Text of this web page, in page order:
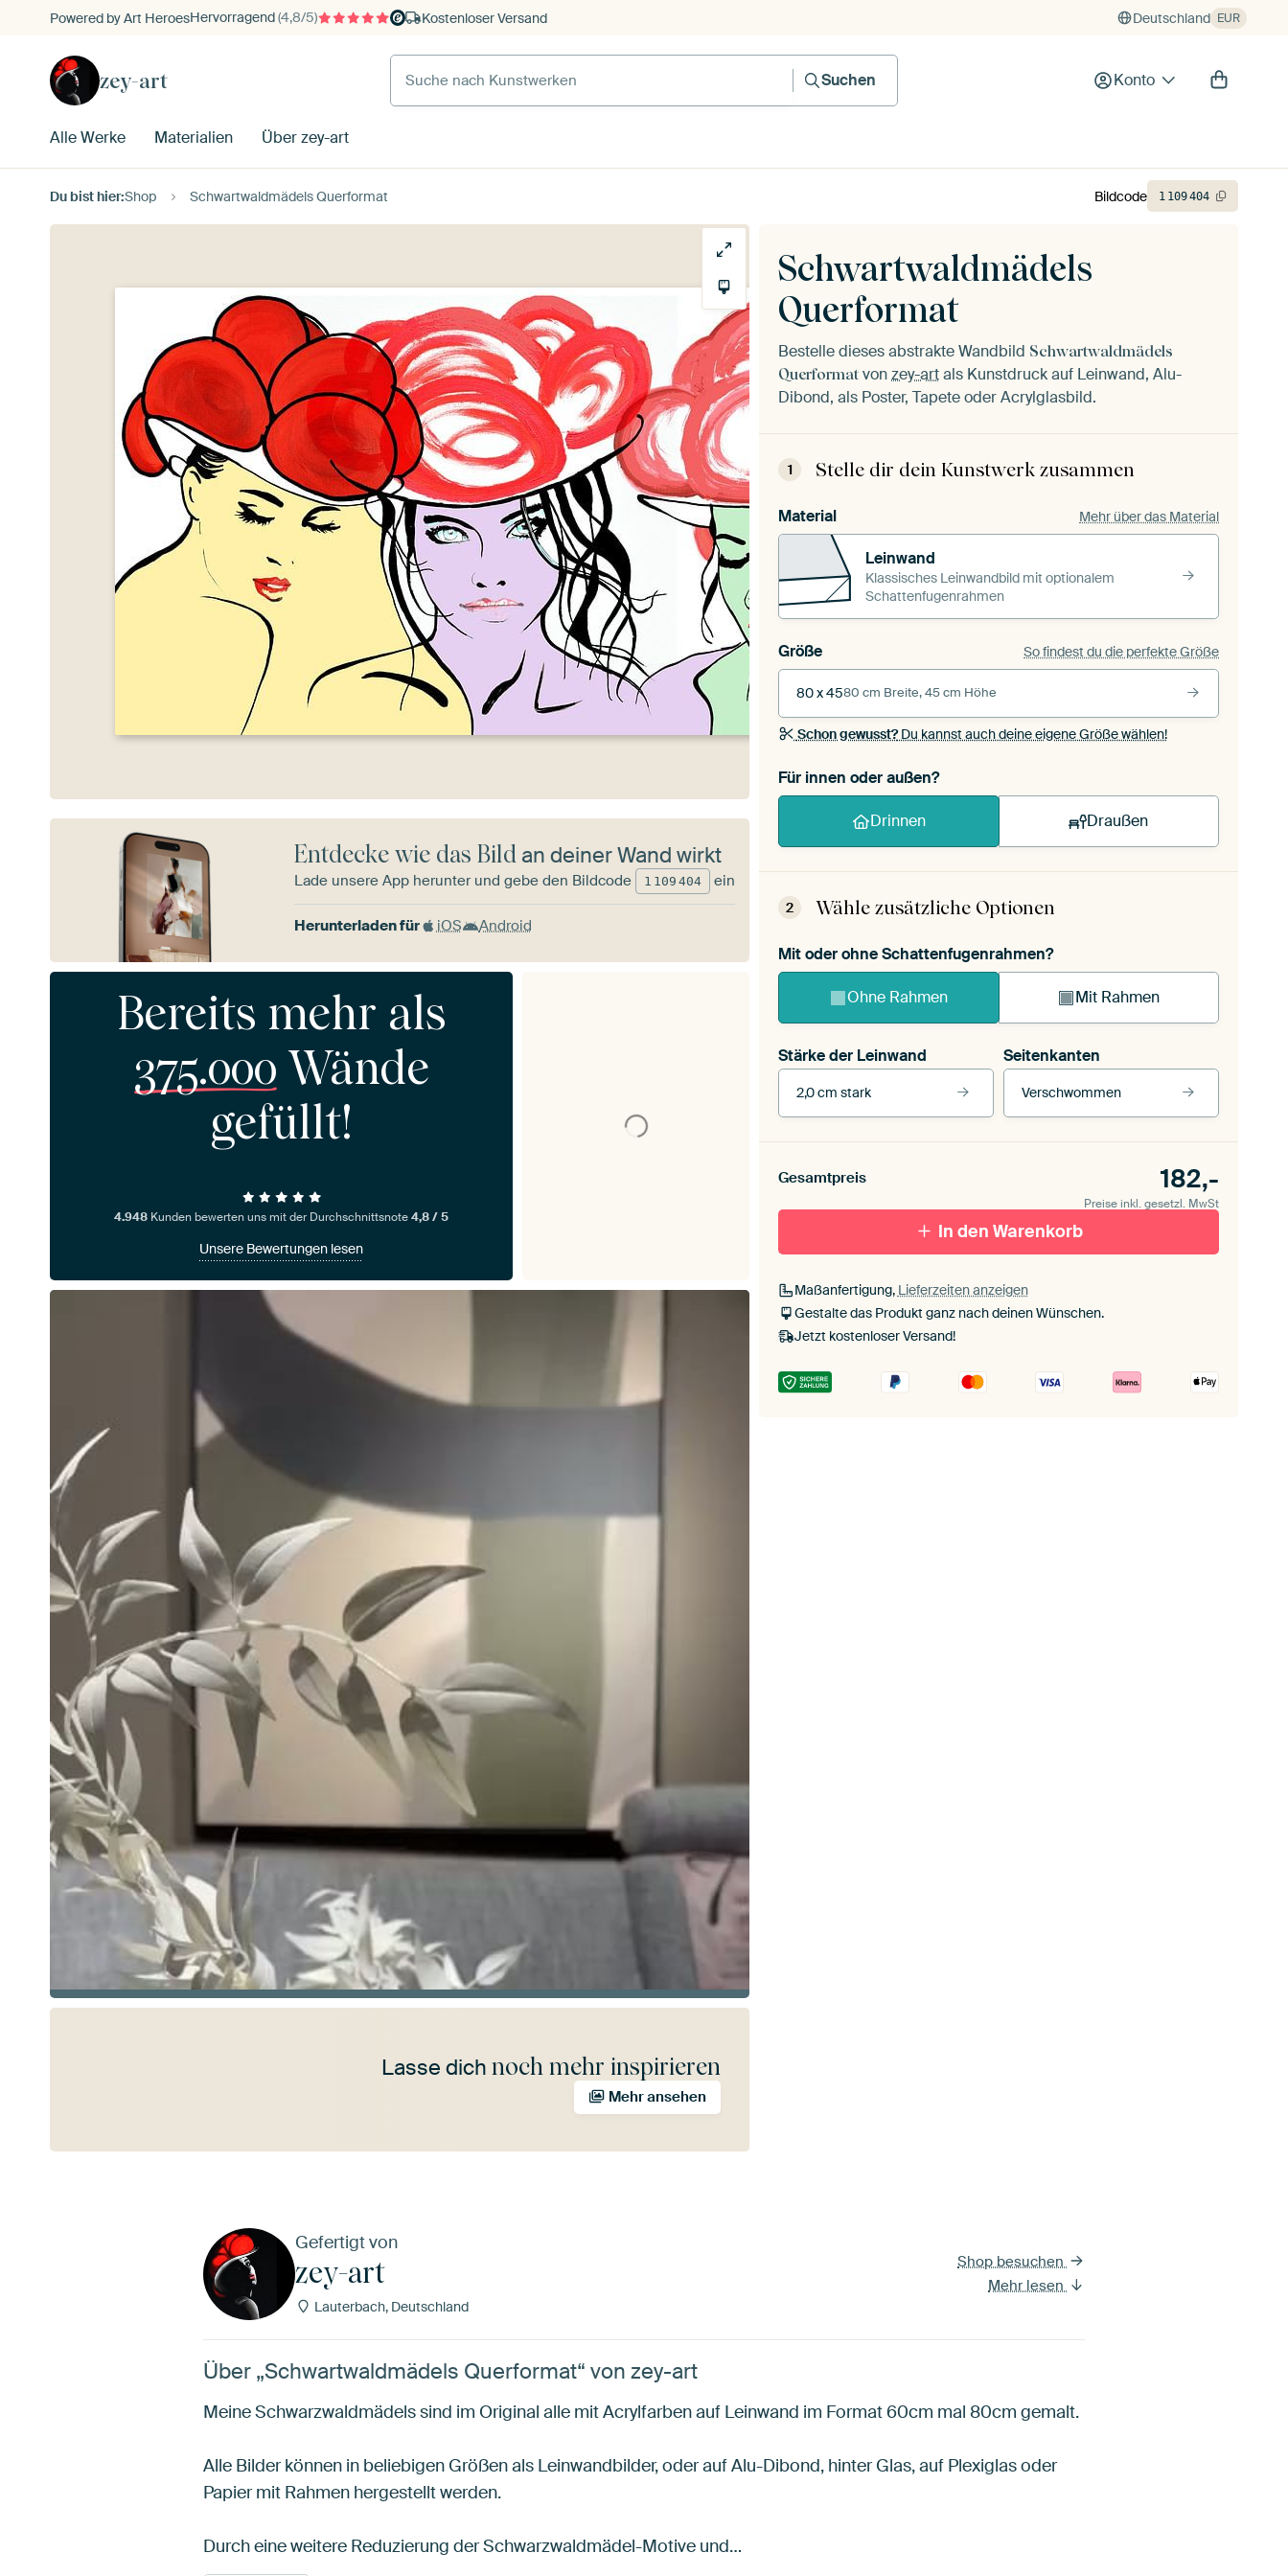
Powered by Art HeroesHervorragend(4,8/5) Kostenloser Versand Deutschland EUR
zey-art Suchen Konto
Alle Werke Materialien Über zey-art
Du bist hier:Shop Schwartwaldmädels Querformat
Schwartwaldmädels
Querformat
Bestelle dieses abstrakte Wandbild Schwartwaldmädels
Querformat vonzey-artals Kunstdruck auf Leinwand, Alu-
Dibond, als Poster, Tapete oder Acrylglasbild.
1 Stelle dir dein Kunstwerk zusammen
Material Mehr über das Material
Leinwand
Klassisches Leinwandbild mit optionalem
Schattenfugenrahmen
Größe So findest du die perfekte Größe
80 x 4580 cm Breite, 45 cm Höhe
Schon gewusst?Du kannst auch deine eigene Größe wählen!
Für innen oder außen?
Drinnen Draußen
2 Wähle zusätzliche Optionen
Mit oder ohne Schattenfugenrahmen?
Ohne Rahmen Mit Rahmen
Stärke der Leinwand
2,0 cm stark
Seitenkanten
Verschwommen
schwarz
Mit Schattenfugenrahmen, weiß
cm stark
Seitenkanten
Gesamtpreis 182,-
Preise inkl. gesetzl. MwSt
In den Warenkorb
Maßanfertigung, Lieferzeiten anzeigen
Gestalte das Produkt ganz nach deinen Wünschen.
Jetzt kostenloser Versand!
Bildcode 1 109404
Entdecke wie das Bildan deiner Wand wirkt
Lade unsere App herunter und gebe den Bildcode 1 109 404 ein
Herunterladen für iOS Android
Bereits mehr als
375.000 Wände
gefüllt!
4.948 Kunden bewerten uns mit der Durchschnittsnote4,8 / 5
Unsere Bewertungen lesen
Lasse dich noch mehr inspirieren
Mehr ansehen
Gefertigt von
zey-art
Lauterbach, Deutschland
Shop besuchen
Mehr lesen
Über „Schwartwaldmädels Querformat“ von zey-art
Meine Schwarzwaldmädels sind im Original alle mit Acrylfarben auf Leinwand im Format 60cm mal 80cm gemalt.
Alle Bilder können in beliebigen Größen als Leinwandbilder, oder auf Alu-Dibond, hinter Glas, auf Plexiglas oder
Papier mit Rahmen hergestellt werden.
Durch eine weitere Reduzierung der Schwarzwaldmädel-Motive und…